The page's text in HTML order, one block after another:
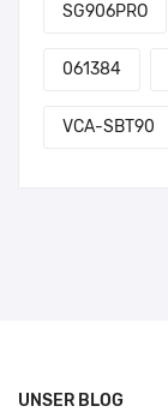
SG906PRO
061384
VCA-SBT90
UNSER BLOG